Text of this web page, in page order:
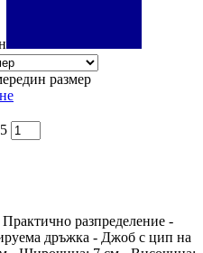
един размер
разпределение -
дръжка - Джоб с цип на